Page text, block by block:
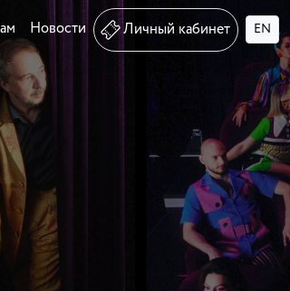
Новости Личный кабинет EN